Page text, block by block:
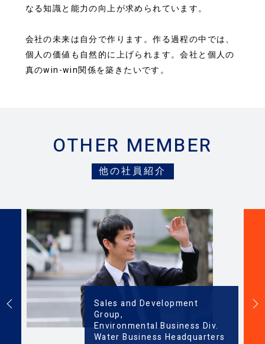
なる知識と能力の向上が求められています。
会社の未来は自分で作ります。作る過程の中では、
個人の価値も自然的に上げられます。会社と個人の
真のwin-win関係を築きたいです。
OTHER MEMBER
他の社員紹介
Sales and Development
Group,
Environmental Business Div.
Water Business Headquarters